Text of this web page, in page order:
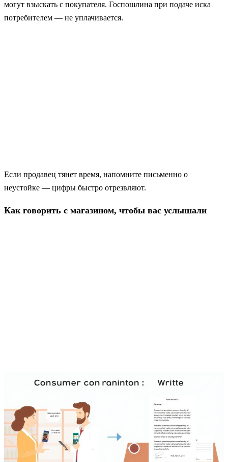
могут взыскать с покупателя. Госпошлина при подаче иска
потребителем — не уплачивается.
Если продавец тянет время, напомните письменно о
неустойке — цифры быстро отрезвляют.
Как говорить с магазином, чтобы вас услышали